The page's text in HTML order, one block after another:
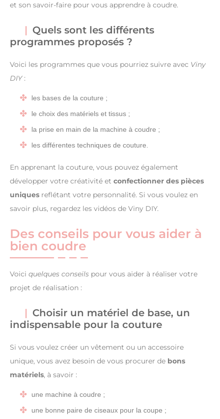
et son savoir-faire pour vous apprendre à coudre.
Quels sont les différents
programmes proposés ?
Voici les programmes que vous pourriez suivre avec Viny
DIY:
les bases de la couture ;
le choix des matériels et tissus ;
la prise en main de la machine à coudre ;
les différentes techniques de couture.
En apprenant la couture, vous pouvez également
développer votre créativité et confectionner des pièces
uniques reflétant votre personnalité. Si vous voulez en
savoir plus, regardez les vidéos de Viny DIY.
Des conseils pour vous aider à
bien coudre
Voici quelques conseils pour vous aider à réaliser votre
projet de réalisation :
Choisir un matériel de base, un
indispensable pour la couture
Si vous voulez créer un vêtement ou un accessoire
unique, vous avez besoin de vous procurer de bons
matériels, à savoir :
une machine à coudre ;
une bonne paire de ciseaux pour la coupe ;